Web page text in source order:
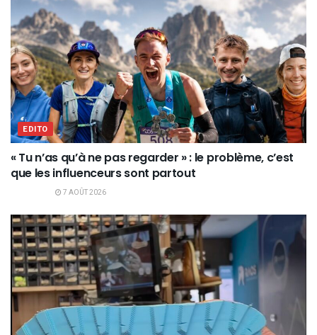
EDITO
« Tu n’as qu’à ne pas regarder » : le problème, c’est
que les influenceurs sont partout
7 AOÛT 2026